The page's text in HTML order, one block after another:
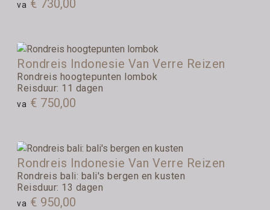
va € 730,00
Rondreis Indonesie Van Verre Reizen
Rondreis hoogtepunten lombok
Reisduur: 11 dagen
va € 750,00
Rondreis Indonesie Van Verre Reizen
Rondreis bali: bali's bergen en kusten
Reisduur: 13 dagen
va € 950,00